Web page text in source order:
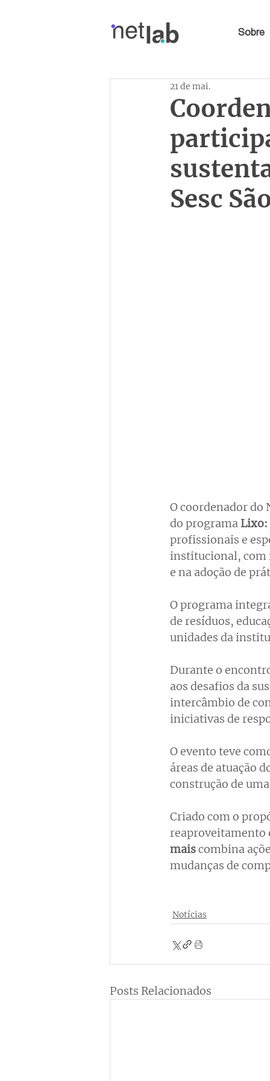
Sobre
Sesc
21 de mai.
O coordenador do
do programa Lixo:
profissionais e
institucional, com
e na adoção de
O programa
de resíduos,
unidades da
Durante o
aos desafios da
intercâmbio de
iniciativas de
O evento teve
áreas de atuação
construção de
Criado com o
reaproveitamento
mais combina
mudanças de
Notícias
Posts Relacionados